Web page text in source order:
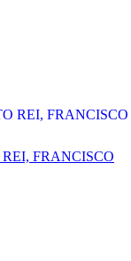
REI, FRANCISCO